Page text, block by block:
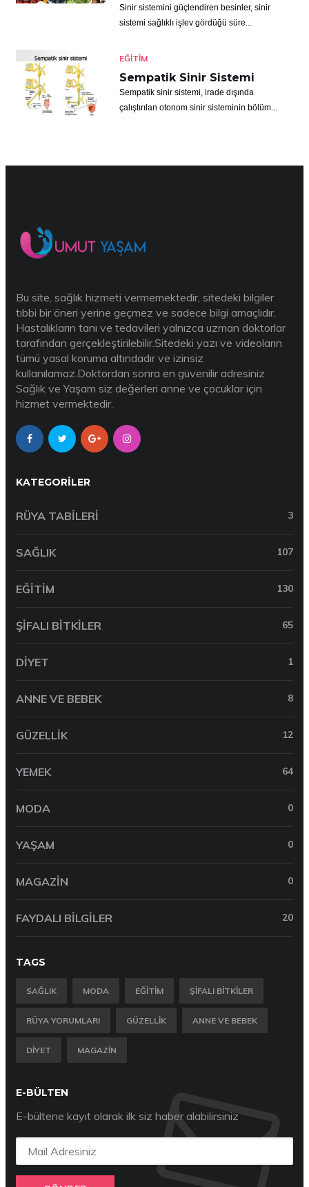
Sinir sistemini güçlendiren besinler, sinir
sistemi sağlıklı işlev gördüğü süre...
EĞITIM
Sempatik Sinir Sistemi
Sempatik sinir sistemi, irade dışında
çalıştırılan otonom sinir sisteminin bölüm...
Bu site, sağlık hizmeti vermemektedir, sitedeki bilgiler
tıbbi bir öneri yerine geçmez ve sadece bilgi amaçlıdır.
Hastalıkların tanı ve tedavileri yalnızca uzman doktorlar
tarafından gerçekleştirilebilir.Sitedeki yazı ve videoların
tümü yasal koruma altındadır ve izinsiz
kullanılamaz.Doktordan sonra en güvenilir adresiniz
Sağlık ve Yaşam siz değerleri anne ve çocuklar için
hizmet vermektedir.
KATEGORILER
RÜYA TABILERI 3
SAĞLIK 107
EĞITIM 130
ŞIFALI BITKILER 65
DIYET 1
ANNE VE BEBEK 8
GÜZELLIK 12
YEMEK 64
MODA 0
YAŞAM 0
MAGAZIN 0
FAYDALI BILGILER 20
TAGS
SAĞLIK MODA EĞITIM ŞIFALI BITKILER
RÜYA YORUMLARI GÜZELLIK ANNE VE BEBEK
DIYET MAGAZIN
E-BÜLTEN
E-bültene kayıt olarak ilk siz haber alabilirsiniz